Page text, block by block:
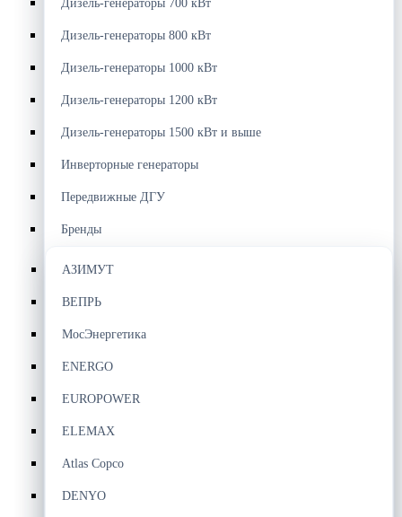
Дизель-генераторы 700 кВт
Дизель-генераторы 800 кВт
Дизель-генераторы 1000 кВт
Дизель-генераторы 1200 кВт
Дизель-генераторы 1500 кВт и выше
Инверторные генераторы
Передвижные ДГУ
Бренды
АЗИМУТ
ВЕПРЬ
МосЭнергетика
ENERGO
EUROPOWER
ELEMAX
Atlas Copco
DENYO